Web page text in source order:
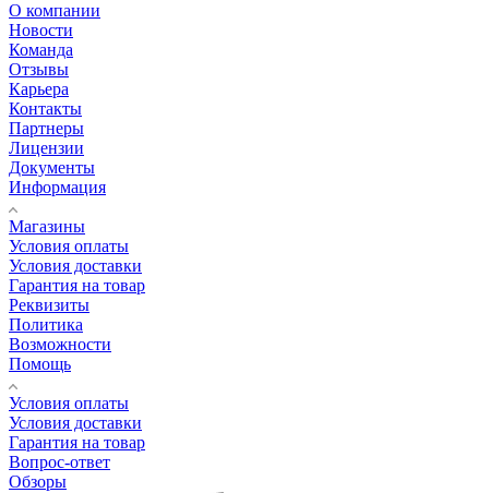
О компании
Новости
Команда
Отзывы
Карьера
Контакты
Партнеры
Лицензии
Документы
Информация
Магазины
Условия оплаты
Условия доставки
Гарантия на товар
Реквизиты
Политика
Возможности
Помощь
Условия оплаты
Условия доставки
Гарантия на товар
Вопрос-ответ
Обзоры